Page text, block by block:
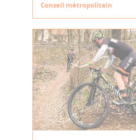
Conseil métropolitain